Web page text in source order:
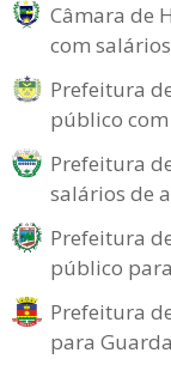
Câmara de
com
Prefeitura
público com
Prefeitura
salários de
Prefeitura
público
Prefeitura
para